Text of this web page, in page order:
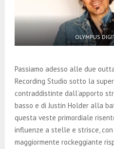
OLYMPUS
Passiamo adesso alle due
Recording Studio sotto la
contraddistinte dall’apporto
basso e di Justin Holder alla
questa veste primordiale
influenze a stelle e strisce,
maggiormente rockeggiante